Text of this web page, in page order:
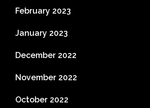
February 2023
January 2023
December 2022
November 2022
October 2022